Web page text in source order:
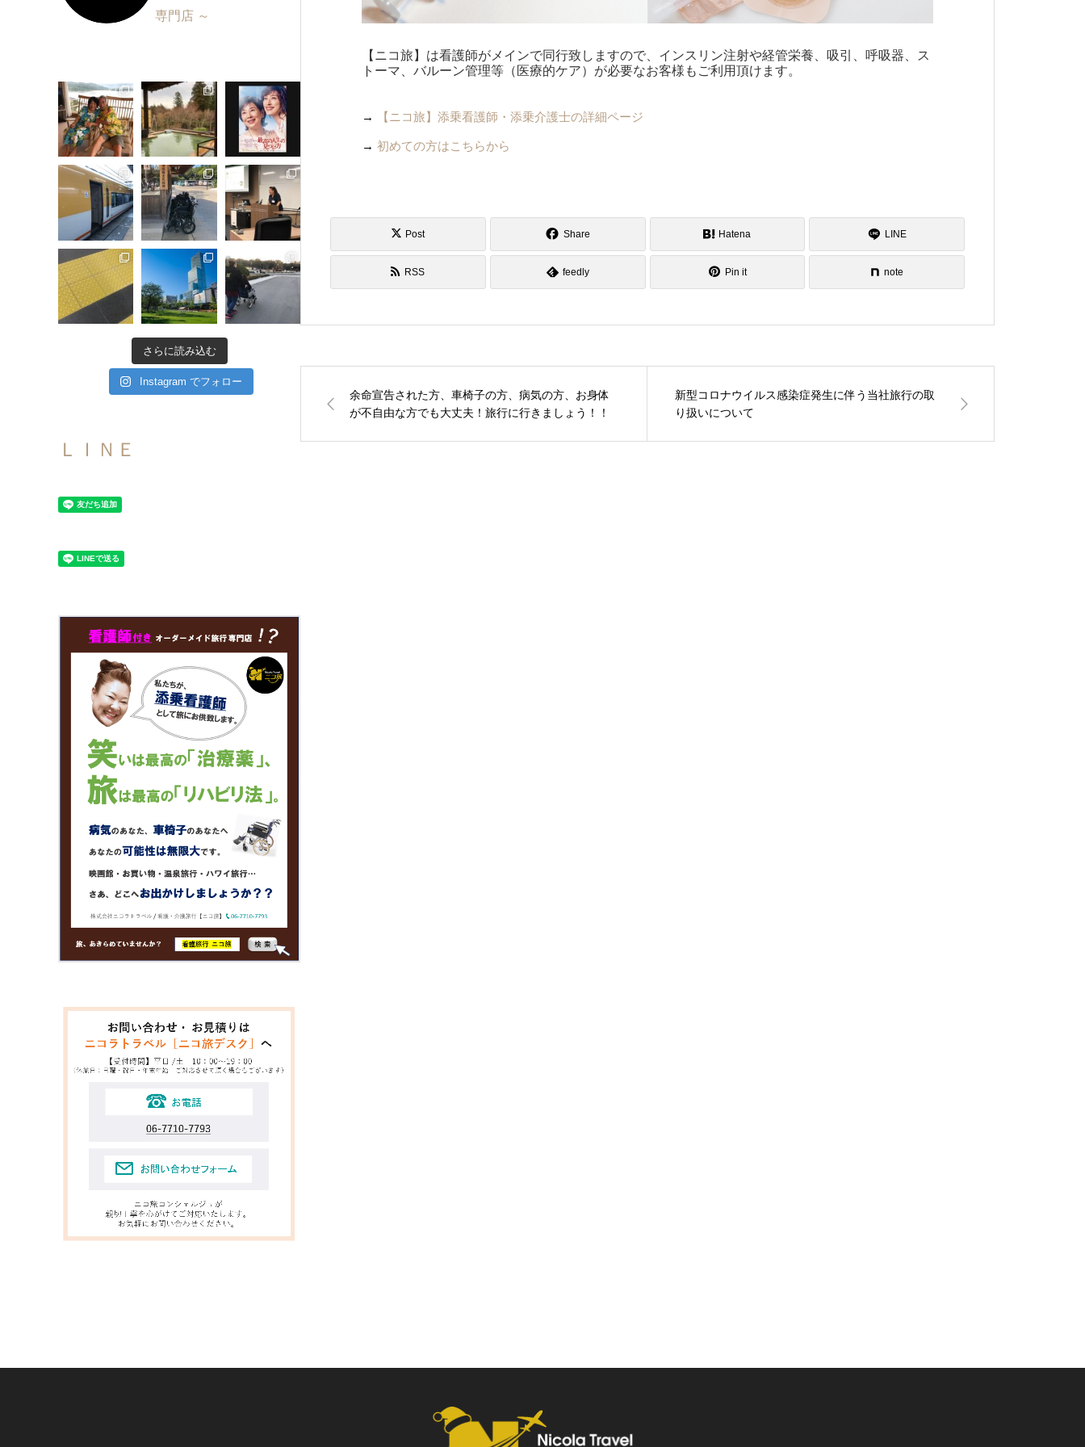
【ニコ旅】は看護師がメインで同行致しますので、インスリン注射や経管栄養、吸引、呼吸器、ス
トーマ、バルーン管理等（医療的ケア）が必要なお客様もご利用頂けます。
→ 【ニコ旅】添乗看護師・添乗介護士の詳細ページ
→初めての方はこちらから
Post Share Hatena LINE
RSS feedly Pin it note
余命宣告された方、車椅子の方、病気の方、お身体
が不自由な方でも大丈夫！旅行に行きましょう！！
新型コロナウイルス感染症発生に伴う当社旅行の取
り扱いについて
専門店 ～
さらに読み込む
Instagram でフォロー
ＬＩＮＥ